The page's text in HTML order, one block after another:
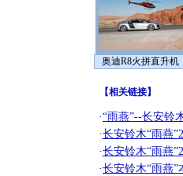
奥迪R8火拼直升机
【相关链接】
·“雨燕”--长安铃
·长安铃木“雨燕
·长安铃木“雨燕
·长安铃木“雨燕”